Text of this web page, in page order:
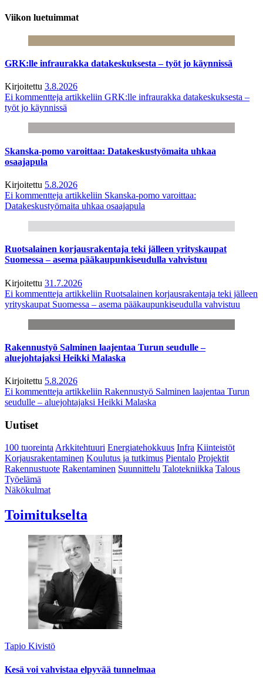
Viikon luetuimmat
GRK:lle infraurakka datakeskuksesta – työt jo käynnissä
Kirjoitettu 3.8.2026
Ei kommentteja artikkeliin GRK:lle infraurakka datakeskuksesta –
työt jo käynnissä
Skanska-pomo varoittaa: Datakeskustyömaita uhkaa
osaajapula
Kirjoitettu 5.8.2026
Ei kommentteja artikkeliin Skanska-pomo varoittaa:
Datakeskustyömaita uhkaa osaajapula
Ruotsalainen korjausrakentaja teki jälleen yrityskaupat
Suomessa – asema pääkaupunkiseudulla vahvistuu
Kirjoitettu 31.7.2026
Ei kommentteja artikkeliin Ruotsalainen korjausrakentaja teki jälleen
yrityskaupat Suomessa – asema pääkaupunkiseudulla vahvistuu
Rakennustyö Salminen laajentaa Turun seudulle –
aluejohtajaksi Heikki Malaska
Kirjoitettu 5.8.2026
Ei kommentteja artikkeliin Rakennustyö Salminen laajentaa Turun
seudulle – aluejohtajaksi Heikki Malaska
Uutiset
100 tuoreintaArkkitehtuuri Energiatehokkuus Infra Kiinteistöt
Korjausrakentaminen Koulutus ja tutkimus Pientalo Projektit
Rakennustuote Rakentaminen Suunnittelu Talotekniikka Talous
Työelämä
Näkökulmat
Toimitukselta
Tapio Kivistö
Kesä voi vahvistaa elpyvää tunnelmaa